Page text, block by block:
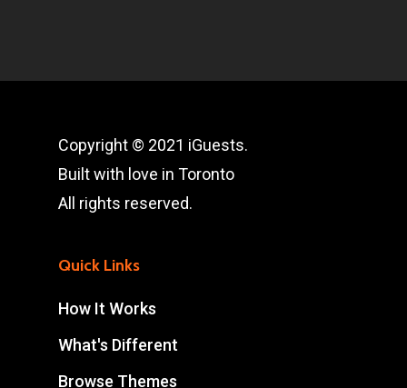
Copyright © 2021 iGuests.
Built with love in Toronto
All rights reserved.
Quick Links
How It Works
What's Different
Browse Themes